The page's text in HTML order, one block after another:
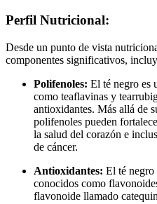
Perfil Nutricional:
Desde un punto de vista
componentes significativos,
Polifenoles: El té negro es
como teaflavinas y
antioxidantes. Más allá de
polifenoles pueden
la salud del corazón e
de cáncer.
Antioxidantes: El té negro
conocidos como
flavonoide llamado